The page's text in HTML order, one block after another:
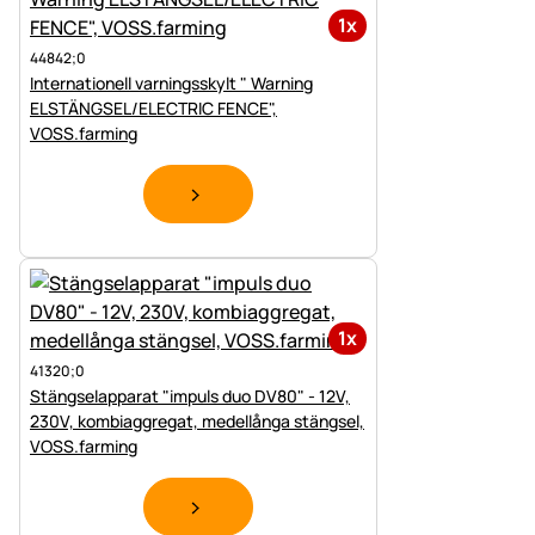
1x
44842;0
Internationell varningsskylt " Warning
ELSTÄNGSEL/ELECTRIC FENCE",
VOSS.farming
1x
41320;0
Stängselapparat "impuls duo DV80" - 12V,
230V, kombiaggregat, medellånga stängsel,
VOSS.farming